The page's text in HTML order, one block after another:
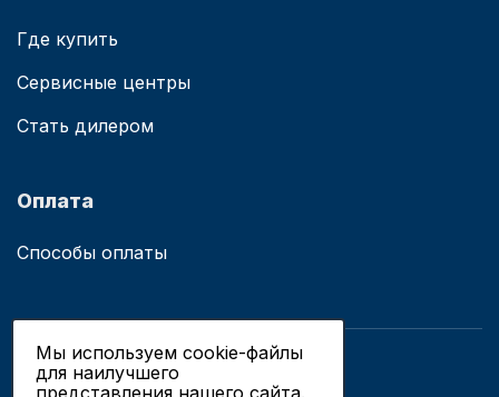
Где купить
Сервисные центры
Стать дилером
Оплата
Способы оплаты
© 2019 - 2026 ООО «Сианово»
Мы используем cookie-файлы
для наилучшего
представления нашего сайта.